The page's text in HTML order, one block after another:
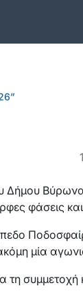
Δήμου
φάσεις
μία
τη